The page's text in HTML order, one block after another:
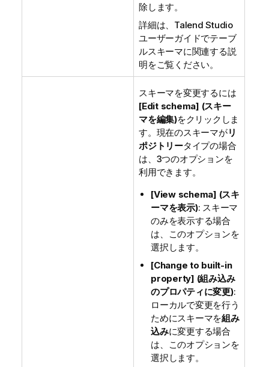
除します。
詳細は、 Talend Studio
ユーザーガイドでテーブ
ルスキーマに関連する説
明をご覧ください。
スキーマを変更するには
[Edit schema] (スキー
マを編集)をクリックしま
す。現在のスキーマがリ
ポジトリータイプの場合
は、3つのオプションを
利用できます。
[View schema] (スキ
ーマを表示): スキーマ
のみを表示する場合
は、このオプションを
選択します。
[Change to built-in
property] (組み込み
のプロパティに変更):
ローカルで変更を行う
ためにスキーマを組み
込みに変更する場合
は、このオプションを
選択します。